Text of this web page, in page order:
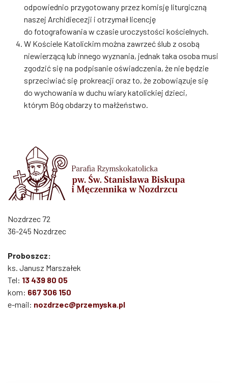
odpowiednio przygotowany przez komisję liturgiczną
naszej Archidiecezji i otrzymał licencję
do fotografowania w czasie uroczystości kościelnych.
W Kościele Katolickim można zawrzeć ślub z osobą
niewierzącą lub innego wyznania, jednak taka osoba musi
zgodzić się na podpisanie oświadczenia, że nie będzie
sprzeciwiać się prokreacji oraz to, że zobowiązuje się
do wychowania w duchu wiary katolickiej dzieci,
którym Bóg obdarzy to małżeństwo.
Nozdrzec 72
36-245 Nozdrzec
Proboszcz:
ks. Janusz Marszałek
Tel: 13 439 80 05
kom: 667 306 150
e-mail: nozdrzec@przemyska.pl